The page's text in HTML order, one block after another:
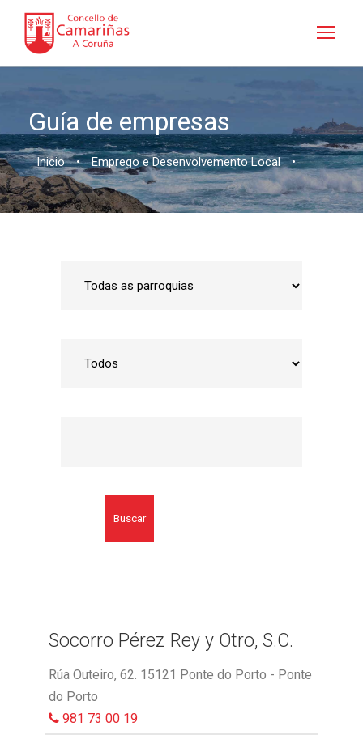
Guía de empresas
Inicio • Emprego e Desenvolvemento Local •
Buscar
Socorro Pérez Rey y Otro, S.C.
Rúa Outeiro, 62. 15121 Ponte do Porto - Ponte
do Porto
981 73 00 19